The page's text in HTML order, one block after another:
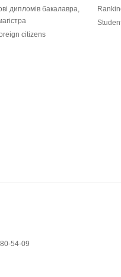
дипломів бакалавра,
citizens
54-09